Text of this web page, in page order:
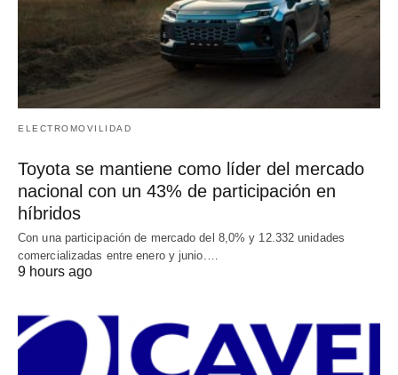
ELECTROMOVILIDAD
Toyota se mantiene como líder del mercado
nacional con un 43% de participación en
híbridos
Con una participación de mercado del 8,0% y 12.332 unidades
comercializadas entre enero y junio.…
9 hours ago